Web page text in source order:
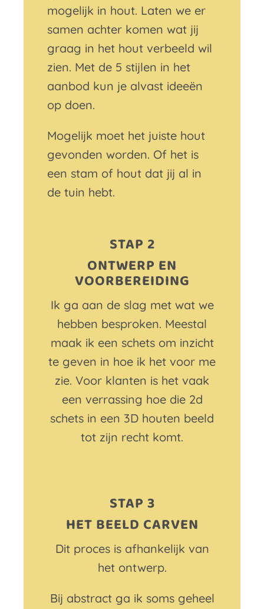
mogelijk in hout. Laten we er
samen achter komen wat jij
graag in het hout verbeeld wil
zien. Met de 5 stijlen in het
aanbod kun je alvast ideeën
op doen.
Mogelijk moet het juiste hout
gevonden worden. Of het is
een stam of hout dat jij al in
de tuin hebt.
STAP 2
ONTWERP EN
VOORBEREIDING
Ik ga aan de slag met wat we
hebben besproken. Meestal
maak ik een schets om inzicht
te geven in hoe ik het voor me
zie. Voor klanten is het vaak
een verrassing hoe die 2d
schets in een 3D houten beeld
tot zijn recht komt.
STAP 3
HET BEELD CARVEN
Dit proces is afhankelijk van
het ontwerp.
Bij abstract ga ik soms geheel